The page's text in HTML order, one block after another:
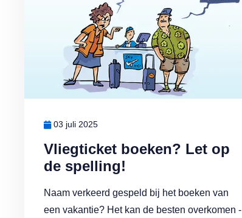
Vliegticket boeken? Let op
de spelling!
03 juli 2025
Naam verkeerd gespeld bij het boeken van
een vakantie? Het kan de besten overkomen -